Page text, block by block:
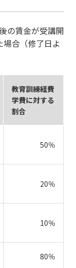
の賃金が受講開
合（修了日よ
教育訓練経費
学費に対する
割合
50％
20％
10％
80％